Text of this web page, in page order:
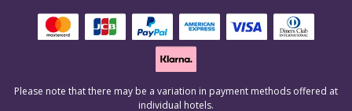
Please note that there may be a variation in payment methods offered at
individual hotels.